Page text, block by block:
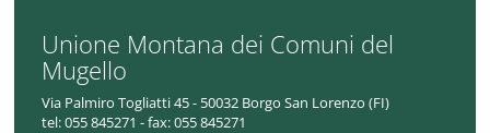
Unione Montana dei Comuni del
Mugello
Via Palmiro Togliatti 45 - 50032 Borgo San Lorenzo (FI)
tel:055 845271 - fax: 055 845271